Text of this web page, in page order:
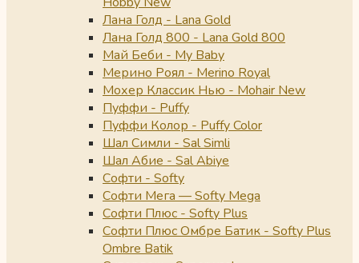
Лана Голд - Lana Gold
Лана Голд 800 - Lana Gold 800
Май Беби - My Baby
Мерино Роял - Merino Royal
Мохер Классик Нью - Mohair New
Пуффи - Puffy
Пуффи Колор - Puffy Color
Шал Симли - Sal Simli
Шал Абие - Sal Abiye
Софти - Softy
Софти Мега — Softy Mega
Софти Плюс - Softy Plus
Софти Плюс Омбре Батик - Softy Plus
Ombre Batik